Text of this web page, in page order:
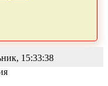
15:33:38